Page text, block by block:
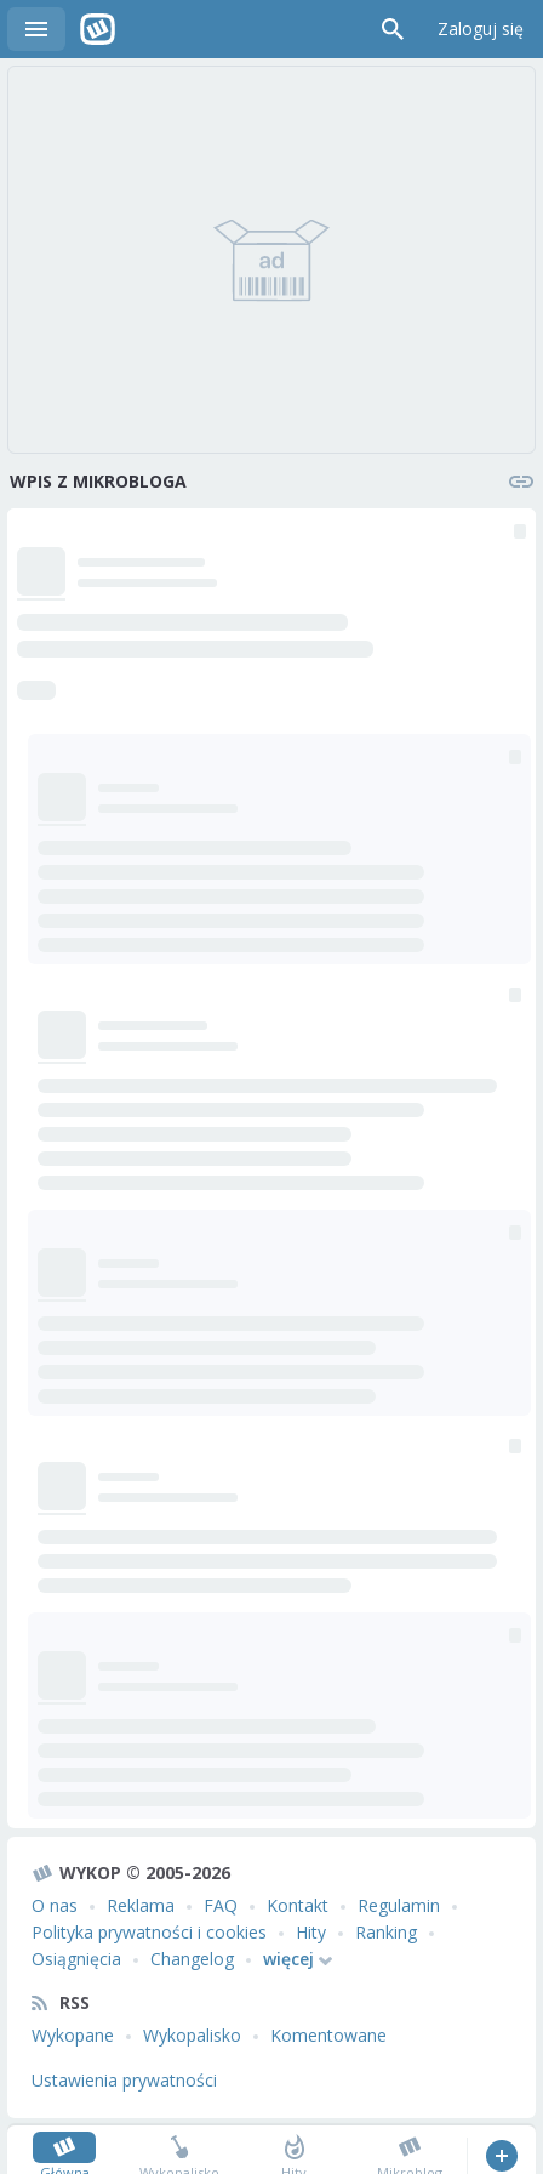
Zaloguj się
WPIS Z MIKROBLOGA
WYKOP © 2005-2026
O nas
Reklama FAQ Kontakt
Regulamin
Polityka prywatności i cookies
Hity
Ranking
Osiągnięcia
Changelog
więcej
RSS
Wykopane
Wykopalisko
Komentowane
Ustawienia prywatności